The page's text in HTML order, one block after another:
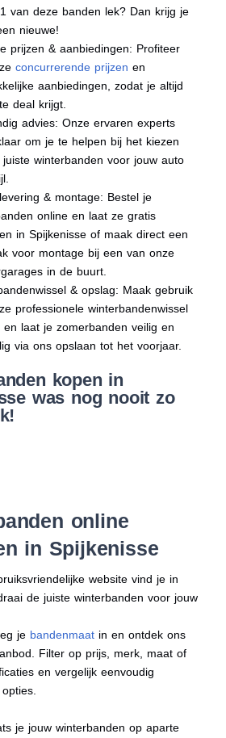
van deze banden lek? Dan krijg je
nieuwe!
prijzen & aanbiedingen: Profiteer
concurrerende prijzen en
aanbiedingen, zodat je altijd
deal krijgt.
advies: Onze ervaren experts
om je te helpen bij het kiezen
winterbanden voor jouw auto
& montage: Bestel je
online en laat ze gratis
in Spijkenisse of maak direct een
voor montage bij een van onze
in de buurt.
& opslag: Maak gebruik
professionele winterbandenwissel
en laat je zomerbanden veilig en
via ons opslaan tot het voorjaar.
kopen in
was nog nooit zo
online
in Spijkenisse
website vind je in
de juiste winterbanden voor jouw
je bandenmaat in en ontdek ons
Filter op prijs, merk, maat of
en vergelijk eenvoudig
je jouw winterbanden op aparte